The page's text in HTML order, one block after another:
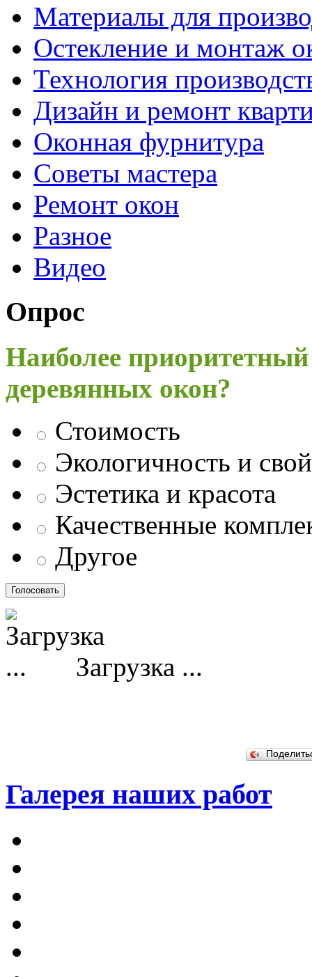
Материалы для
Остекление и монтаж
Технология
Дизайн и ремонт
Оконная фурнитура
Советы мастера
Ремонт окон
Разное
Видео
Опрос
Наиболее
деревянных окон?
Стоимость
Экологичность и
Эстетика и красота
Качественные
Другое
Загрузка ...
Галерея наших работ